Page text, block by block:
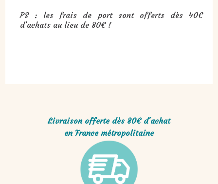
PS : les frais de port sont offerts dès 40€
d’achats au lieu de 80€ !
Livraison offerte dès 80€ d'achat
en France métropolitaine